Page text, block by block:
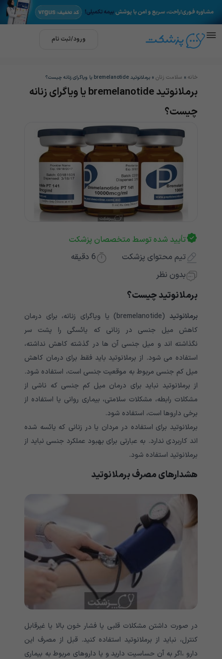
ورود/ثبت نام
خانه » سلامت زنان » برملانوتید bremelanotide یا ویاگرای زنانه چیست؟
برملانوتید bremelanotide یا ویاگرای زنانه
چیست؟
تأیید شده توسط متخصصان پزشکت
تیم محتوای پزشکت
6 دقیقه
بدون نظر
برملانوتید چیست؟
برملانوتید
(bremelanotide) یا ویاگرای زنانه، برای درمان
کاهش میل جنسی در زنانی که یائسگی را پشت سر
نگذاشته اند و میل جنسی آن ها در گذشته کاهش نداشته،
استفاده می شود. از برملانوتید باید فقط برای درمان کاهش
میل کم جنسی مربوط به موقعیت جنسی است، استفاده شود.
از برملانوتید نباید برای درمان میل کم جنسی که ناشی از
مشکلات رابطه، مشکلات سلامتی، بیماری روانی یا استفاده از
برخی داروها است، استفاده شود.
برملانوتید برای استفاده در مردان یا در زنانی که یائسه شده
اند کاربردی ندارد. به عبارتی برای بهبود عملکرد جنسی نباید از
برملانوتید استفاده شود.
هشدارهای مصرف برملانوتید
در صورت داشتن مشکلات قلبی یا فشار خون بالا یا غیرقابل
کنترل، نباید از برملانوتید استفاده کنید. قبل از مصرف این
دارو ،اگر به آن حساسیت دارید و یا داروهای مربوط به بیماری